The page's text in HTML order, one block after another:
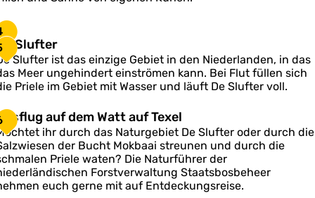
Slufter
Slufter ist das einzige Gebiet in den Niederlanden, in das
Meer ungehindert einströmen kann. Bei Flut füllen sich
Priele im Gebiet mit Wasser und läuft De Slufter voll.
auf dem Watt auf Texel
ihr durch das Naturgebiet De Slufter oder durch die
der Bucht Mokbaai streunen und durch die
Priele waten? Die Naturführer der
Forstverwaltung Staatsbosbeheer
euch gerne mit auf Entdeckungsreise.